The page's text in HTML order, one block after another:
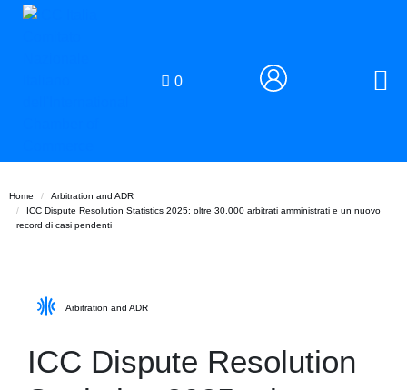
0
Home
Arbitration and ADR
ICC Dispute Resolution Statistics 2025: oltre 30.000 arbitrati amministrati e un nuovo
record di casi pendenti
Arbitration and ADR
ICC Dispute Resolution